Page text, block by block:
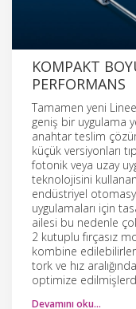
KOMPAKT
PERFORMANS
Tamamen yeni
geniş bir uygulama
anahtar teslim
küçük versiyonları
fotonik veya uzay
teknolojisini
endüstriyel
uygulamaları için
ailesi bu nedenle
2 kutuplu fırçasız
kombine edilebilirler
tork ve hız
optimize
Devamını oku…